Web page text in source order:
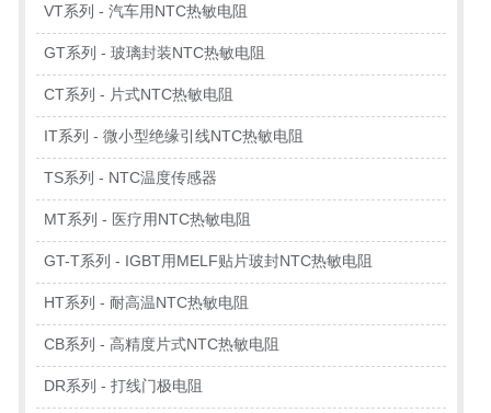
VT系列 - 汽车用NTC热敏电阻
GT系列 - 玻璃封装NTC热敏电阻
CT系列 - 片式NTC热敏电阻
IT系列 - 微小型绝缘引线NTC热敏电阻
TS系列 - NTC温度传感器
MT系列 - 医疗用NTC热敏电阻
GT-T系列 - IGBT用MELF贴片玻封NTC热敏电阻
HT系列 - 耐高温NTC热敏电阻
CB系列 - 高精度片式NTC热敏电阻
DR系列 - 打线门极电阻